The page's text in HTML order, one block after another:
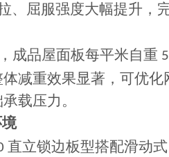
、屈服强度大幅提升，
，成品屋面板每平米自重
减重效果显著，可优
载压力。
直立锁边板型搭配滑动式